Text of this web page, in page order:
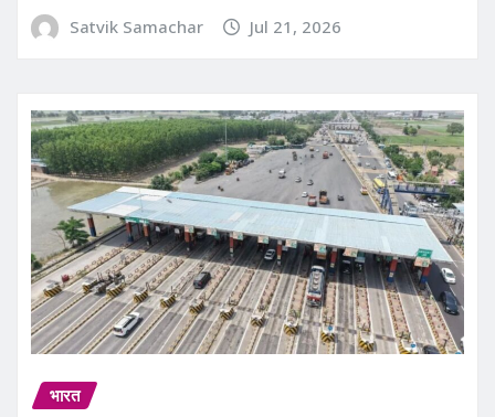
Satvik Samachar Jul 21, 2026
भारत